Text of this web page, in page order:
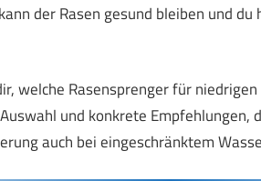
der Rasen gesund bleiben und
welche Rasensprenger für
und konkrete Empfehlungen,
auch bei eingeschränktem